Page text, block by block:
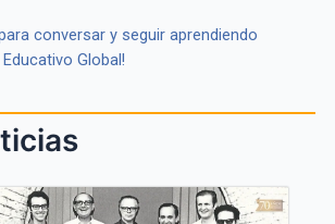
conversar y seguir aprendiendo
Global!